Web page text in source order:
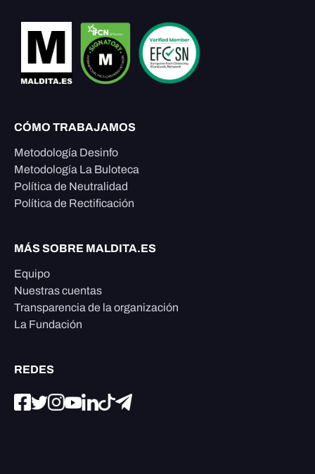
CÓMO TRABAJAMOS
Metodología Desinfo
Metodología La Buloteca
Política de Neutralidad
Política de Rectificación
MÁS SOBRE MALDITA.ES
Equipo
Nuestras cuentas
Transparencia de la organización
La Fundación
REDES